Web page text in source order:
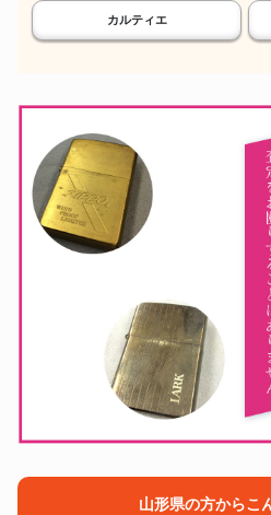
カルティエ
山形県の方からこ